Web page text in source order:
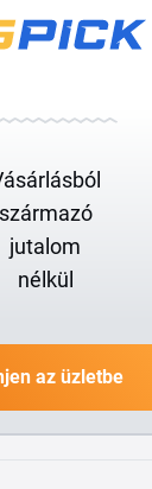
származó
jutalom
nélkül
az üzletbe